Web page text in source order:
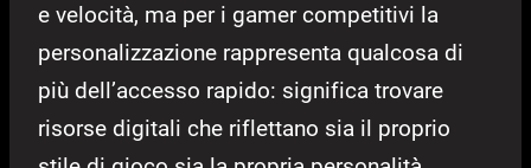
e velocità, ma per i gamer competitivi la
personalizzazione rappresenta qualcosa di
più dell’accesso rapido: significa trovare
risorse digitali che riflettano sia il proprio